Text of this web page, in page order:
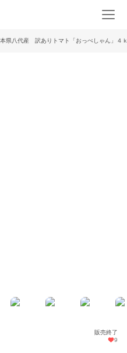
県八代産 訳ありトマト「おっぺしゃん」４
販売終了
9